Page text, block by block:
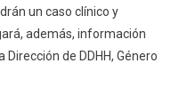
un caso clínico y
además, información
de DDHH, Género